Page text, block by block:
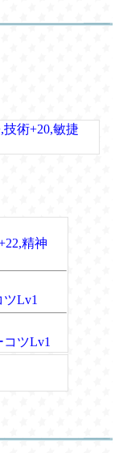
術+20,敏捷
精神
Lv1
ツLv1